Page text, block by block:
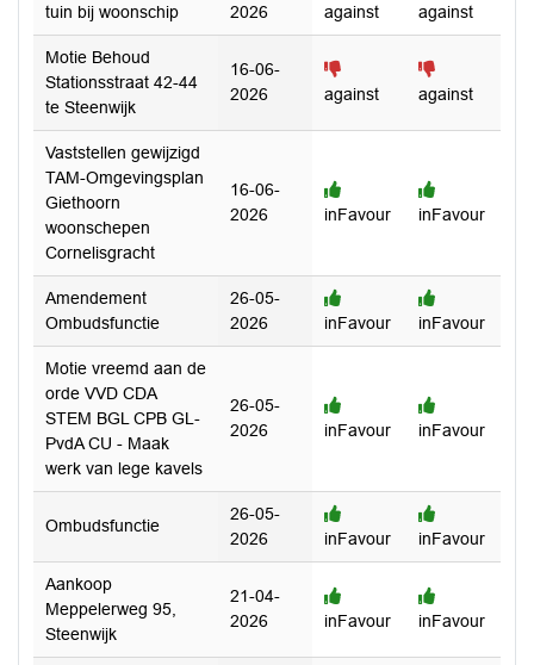
tuin bij woonschip
2026
against against
Motie Behoud
Stationsstraat 42-44
te Steenwijk
16-06-
2026
against against
Vaststellen gewijzigd
TAM-Omgevingsplan
Giethoorn
woonschepen
Cornelisgracht
16-06-
2026
inFavour inFavour
Amendement
Ombudsfunctie
26-05-
2026
inFavour inFavour
Motie vreemd aan de
orde VVD CDA
STEM BGL CPB GL-
PvdA CU - Maak
werk van lege kavels
26-05-
2026
inFavour inFavour
Ombudsfunctie
26-05-
2026
inFavour inFavour
Aankoop
Meppelerweg 95,
Steenwijk
21-04-
2026
inFavour inFavour